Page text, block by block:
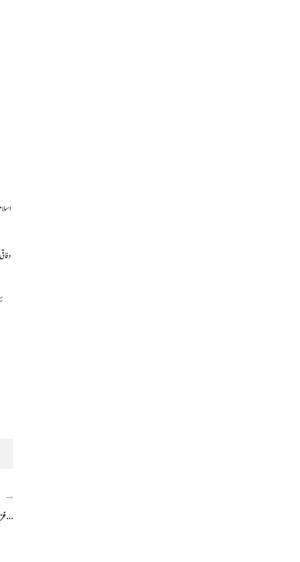
غزہ میں جنگ بندی کے باوجود اسرائیلی حملے جاری، درجنوں افراد شہید ...